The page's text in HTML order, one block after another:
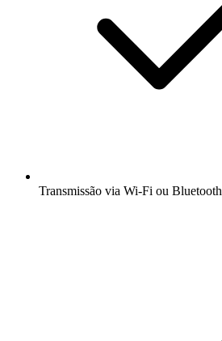
Transmissão via Wi-Fi ou Bluetooth